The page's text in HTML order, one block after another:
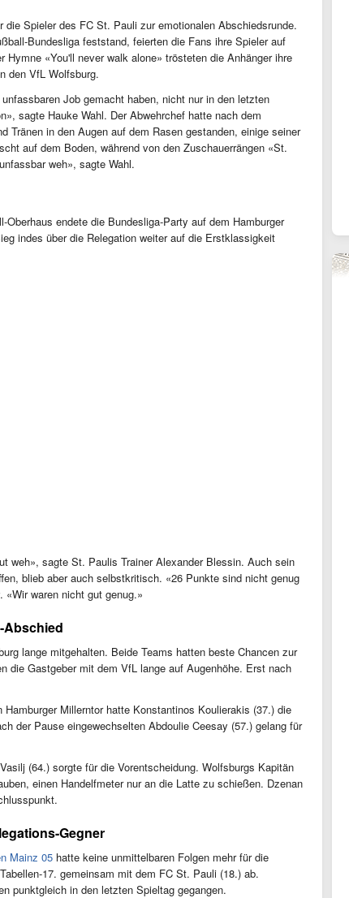
die Spieler des FC St. Pauli zur emotionalen Abschiedsrunde.
Bundesliga feststand, feierten die Fans ihre Spieler auf
Hymne «You'll never walk alone» trösteten die Anhänger ihre
den VfL Wolfsburg.
Job gemacht haben, nicht nur in den letzten
sagte Hauke Wahl. Der Abwehrchef hatte nach dem
Tränen in den Augen auf dem Rasen gestanden, einige seiner
auf dem Boden, während von den Zuschauerrängen «St.
weh», sagte Wahl.
endete die Bundesliga-Party auf dem Hamburger
indes über die Relegation weiter auf die Erstklassigkeit
weh», sagte St. Paulis Trainer Alexander Blessin. Auch sein
blieb aber auch selbstkritisch. «26 Punkte sind nicht genug
waren nicht gut genug.»
Abschied
lange mitgehalten. Beide Teams hatten beste Chancen zur
die Gastgeber mit dem VfL lange auf Augenhöhe. Erst nach
Millerntor hatte Konstantinos Koulierakis (37.) die
der Pause eingewechselten Abdoulie Ceesay (57.) gelang für
(64.) sorgte für die Vorentscheidung. Wolfsburgs Kapitän
einen Handelfmeter nur an die Latte zu schießen. Dzenan
Gegner
Mainz 05 hatte keine unmittelbaren Folgen mehr für die
17. gemeinsam mit dem FC St. Pauli (18.) ab.
punktgleich in den letzten Spieltag gegangen.